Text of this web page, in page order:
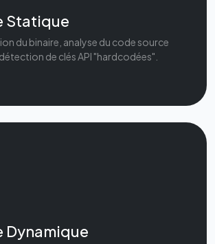
Statique
du binaire, analyse du code source
de clés API "hardcodées".
Dynamique